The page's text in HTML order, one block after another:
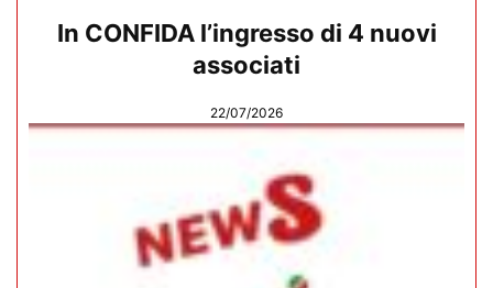
In CONFIDA l’ingresso di 4 nuovi
associati
22/07/2026